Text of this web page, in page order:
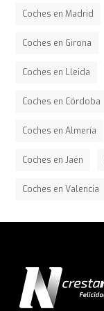
Coches en Madrid
Coches en Girona
Coches en Lleida
Coches en Córdoba
Coches en Almería
Coches en Jaén
Coches en Valencia